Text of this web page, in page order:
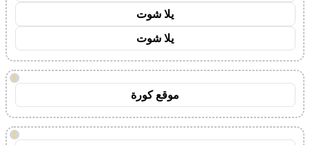
يلا شوت
يلا شوت
!
موقع كورة
!